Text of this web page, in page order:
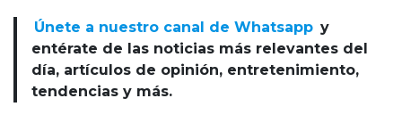
Únete a nuestro canal de Whatsapp y
entérate de las noticias más relevantes del
día, artículos de opinión, entretenimiento,
tendencias y más.